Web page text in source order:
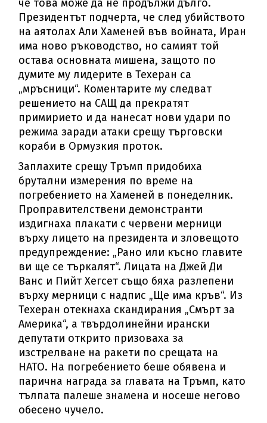
че това може да не продължи дълго.
Президентът подчерта, че след убийството
на аятолах Али Хаменей във войната, Иран
има ново ръководство, но самият той
остава основната мишена, защото по
думите му лидерите в Техеран са
„мръсници“. Коментарите му следват
решението на САЩ да прекратят
примирието и да нанесат нови удари по
режима заради атаки срещу търговски
кораби в Ормузкия проток.
Заплахите срещу Тръмп придобиха
брутални измерения по време на
погребението на Хаменей в понеделник.
Проправителствени демонстранти
издигнаха плакати с червени мерници
върху лицето на президента и зловещото
предупреждение: „Рано или късно главите
ви ще се търкалят“. Лицата на Джей Ди
Ванс и Пийт Хегсет също бяха разлепени
върху мерници с надпис „Ще има кръв“. Из
Техеран отекнаха скандирания „Смърт за
Америка“, а твърдолинейни ирански
депутати открито призоваха за
изстрелване на ракети по срещата на
НАТО. На погребението беше обявена и
парична награда за главата на Тръмп, като
тълпата палеше знамена и носеше негово
обесено чучело.